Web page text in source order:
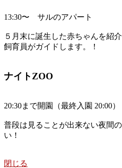
13:30〜 サルのアパート
５月末に誕生した赤ちゃんを紹介
飼育員がガイドします。！
ナイトZOO
20:30まで開園（最終入園 20:00）
普段は見ることが出来ない夜間
い！
閉じる